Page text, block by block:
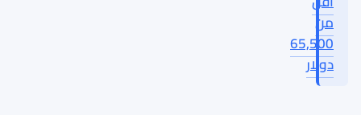
من
65,500
دولار